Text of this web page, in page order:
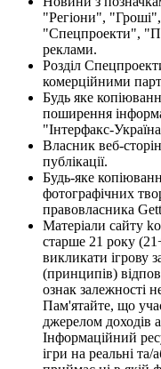
"Регіони",
"Спецпроекти",
реклами.
Розділ
комерційними
Будь яке
поширення
"Інтерфакс-
Власник веб-
публікації.
Будь-яке
фотографічних
правовласника
Матеріали сайту
старше 21 року
викликати ігрову
(принципів)
ознак залежності
Пам'ятайте, що
джерелом доходів
Інформаційний
ігри на реальні та/